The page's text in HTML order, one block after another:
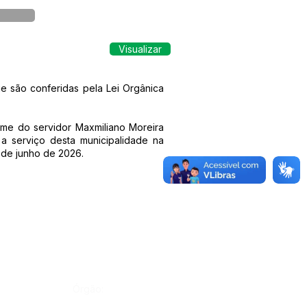
Visualizar
são conferidas pela Lei Orgânica
do servidor Maxmiliano Moreira
serviço desta municipalidade na
junho de 2026.